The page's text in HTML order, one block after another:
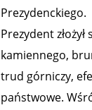
Prezydenckiego.
Prezydent
kamiennego,
trud górniczy,
państwowe.